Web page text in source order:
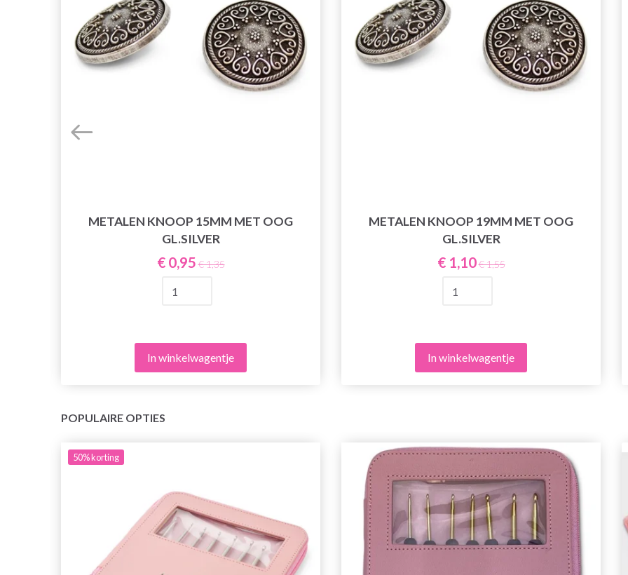
METALEN KNOOP 15MM MET OOG
GL.SILVER
€ 0,95 € 1,35
In winkelwagentje
METALEN KNOOP 19MM MET OOG
GL.SILVER
€ 1,10€ 1,55
In winkelwagentje
POPULAIRE OPTIES
50%korting